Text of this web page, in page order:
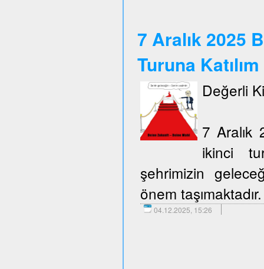
7 Aralık 2025
Turuna Katılım
Değerli
7 Aralık
ikinci
şehrimizin
önem taşımaktadır.
04.12.2025, 15:26